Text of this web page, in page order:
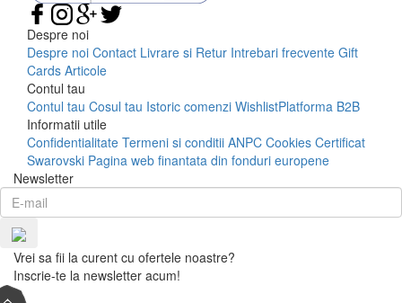
Despre noi
Despre noi Contact Livrare si Retur Intrebari frecvente Gift
Cards Articole
Contul tau
Contul tau Cosul tau Istoric comenzi WishlistPlatforma B2B
Informatii utile
Confidentialitate Termeni si conditii ANPC Cookies Certificat
Swarovski Pagina web finantata din fonduri europene
Newsletter
Vrei sa fii la curent cu ofertele noastre?
Inscrie-te la newsletter acum!